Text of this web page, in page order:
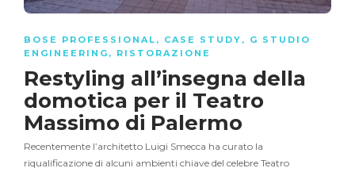
BOSE PROFESSIONAL , CASE STUDY , G STUDIO
ENGINEERING , RISTORAZIONE
Restyling all’insegna della
domotica per il Teatro
Massimo di Palermo
Recentemente l’architetto Luigi Smecca ha curato la
riqualificazione di alcuni ambienti chiave del celebre Teatro